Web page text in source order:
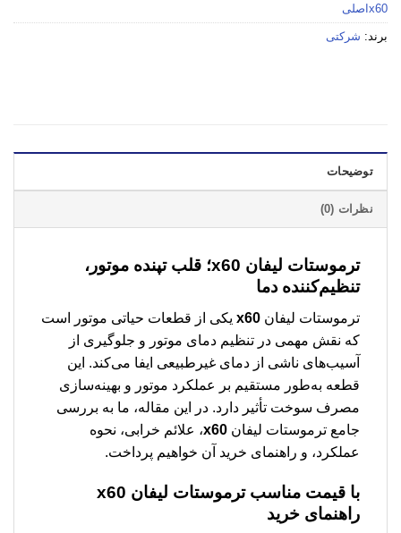
x60اصلی
برند: شرکتی
توضیحات
نظرات (0)
ترموستات لیفان x60؛ قلب تپنده موتور،
تنظیم‌کننده دما
ترموستات لیفان x60 یکی از قطعات حیاتی موتور است
که نقش مهمی در تنظیم دمای موتور و جلوگیری از
آسیب‌های ناشی از دمای غیرطبیعی ایفا می‌کند. این
قطعه به‌طور مستقیم بر عملکرد موتور و بهینه‌سازی
مصرف سوخت تأثیر دارد. در این مقاله، ما به بررسی
جامع ترموستات لیفان x60، علائم خرابی، نحوه
عملکرد، و راهنمای خرید آن خواهیم پرداخت.
با قیمت مناسبترموستات لیفان x60
راهنمای خرید